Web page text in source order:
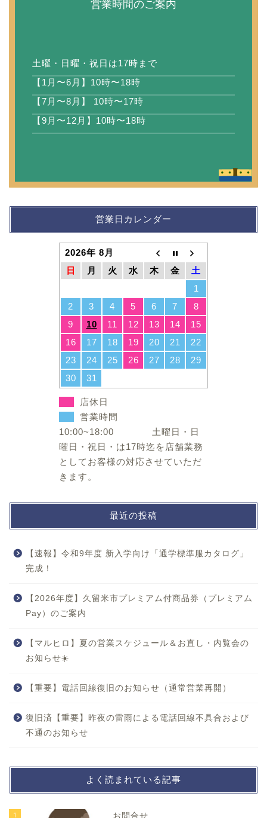
営業時間のご案内
土曜・日曜・祝日は17時まで
【1月〜6月】10時〜18時
【7月〜8月】 10時〜17時
【9月〜12月】10時〜18時
営業日カレンダー
2026年 8月
日
月 火 水 木 金
土
1
2
3 4 5 6 7
8
9
10 11 12 13 14
15
16
17 18 19 20 21
22
23
24 25 26 27 28
29
30
31
店休日
営業時間
10:00~18:00 土曜日・日
曜日・祝日・は17時迄を店舗業務
としてお客様の対応させていただ
きます。
最近の投稿
【速報】令和9年度 新入学向け「通学標準服カタログ」
完成！
【2026年度】久留米市プレミアム付商品券（プレミアム
Pay）のご案内
【マルヒロ】夏の営業スケジュール＆お直し・内覧会の
お知らせ☀️
【重要】電話回線復旧のお知らせ（通常営業再開）
復旧済【重要】昨夜の雷雨による電話回線不具合および
不通のお知らせ
よく読まれている記事
1 お問合せ